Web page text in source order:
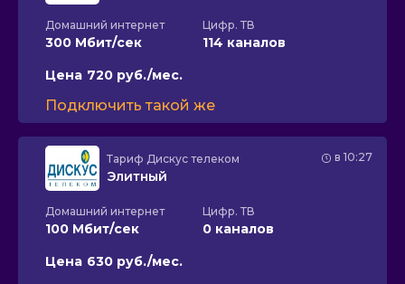
Домашний интернет
300 Мбит/сек
Цифр. ТВ
114 каналов
Цена 720 руб./мес.
Подключить такой же
в 10:27
Тариф Дискус телеком
Элитный
Домашний интернет
100 Мбит/сек
Цифр. ТВ
0 каналов
Цена 630 руб./мес.